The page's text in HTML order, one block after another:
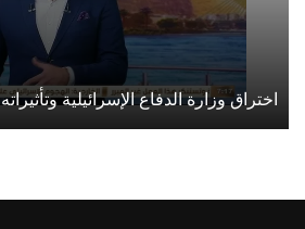
اختراق وزارة الدفاع الإسرائيلية وتأثيراته